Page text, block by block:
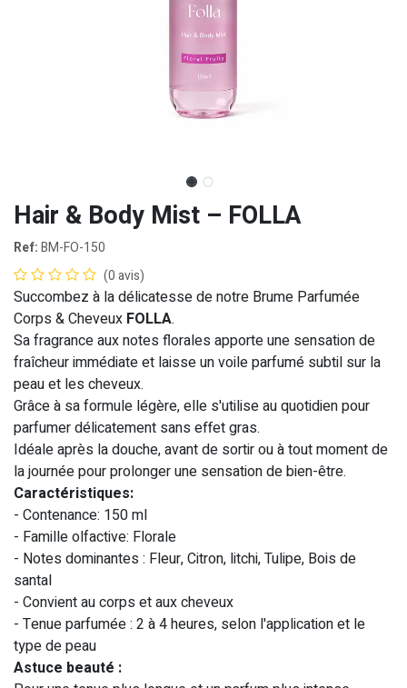
Hair & Body Mist – FOLLA
Ref:BM-FO-150
(0 avis)
Succombez à la délicatesse de notre Brume Parfumée
Corps & Cheveux FOLLA.
Sa fragrance aux notes florales apporte une sensation de
fraîcheur immédiate et laisse un voile parfumé subtil sur la
peau et les cheveux.
Grâce à sa formule légère, elle s'utilise au quotidien pour
parfumer délicatement sans effet gras.
Idéale après la douche, avant de sortir ou à tout moment de
la journée pour prolonger une sensation de bien-être.
Caractéristiques:
- Contenance: 150 ml
- Famille olfactive: Florale
- Notes dominantes : Fleur, Citron, litchi, Tulipe, Bois de
santal
- Convient au corps et aux cheveux
- Tenue parfumée : 2 à 4 heures, selon l'application et le
type de peau
Astuce beauté :